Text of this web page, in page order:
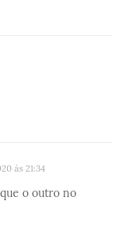
às 21:34
o outro no